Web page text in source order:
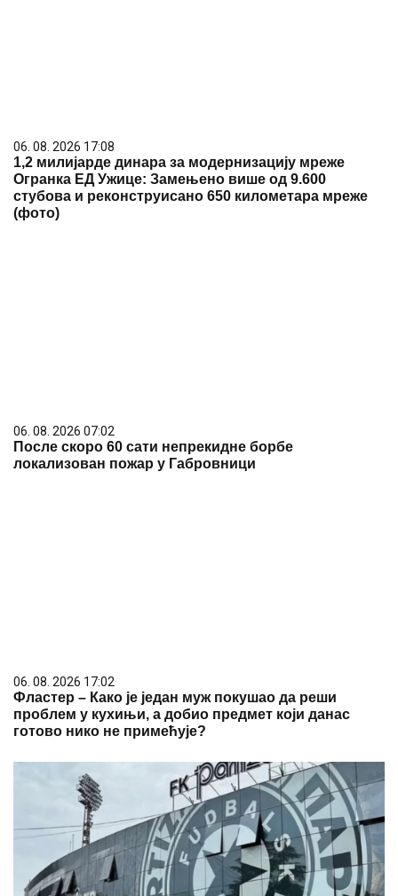
06. 08. 2026 17:08
1,2 милијарде динара за модернизацију мреже
Огранка ЕД Ужице: Замењено више од 9.600
стубова и реконструисано 650 километара мреже
(фото)
06. 08. 2026 17:00
Фудбалери Партизана вечерас дочекују Тобол у
квалификацијама за Лигу конференције
Preporuka za Vas